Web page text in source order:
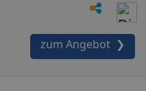
zum Angebot ❯